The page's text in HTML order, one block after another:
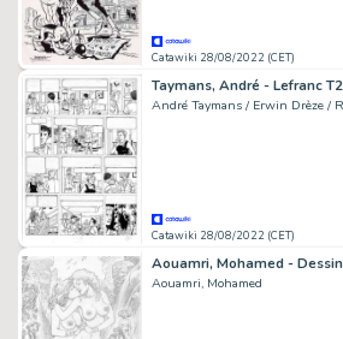
Catawiki 28/08/2022 (CET)
André Taymans / Erwin Drèze /
Catawiki 28/08/2022 (CET)
Aouamri, Mohamed